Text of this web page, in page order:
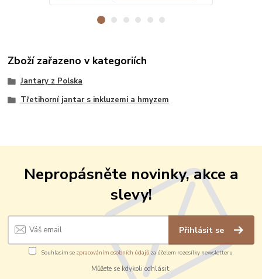
Zboží zařazeno v kategoriích
Jantary z Polska
Třetihorní jantar s inkluzemi a hmyzem
Nepropásněte novinky, akce a
slevy!
Přihlásit se
Souhlasím se zpracováním osobních údajůza účelem rozesílky newsletteru.
Můžete se kdykoli odhlásit.